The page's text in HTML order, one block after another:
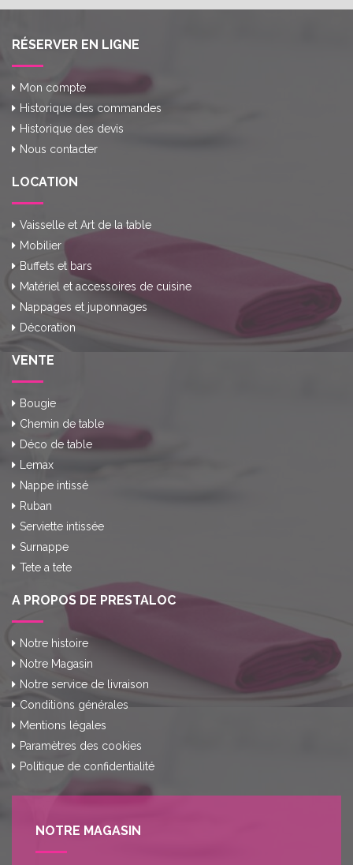
RÉSERVER EN LIGNE
Mon compte
Historique des commandes
Historique des devis
Nous contacter
LOCATION
Vaisselle et Art de la table
Mobilier
Buffets et bars
Matériel et accessoires de cuisine
Nappages et juponnages
Décoration
VENTE
Bougie
Chemin de table
Déco de table
Lemax
Nappe intissé
Ruban
Serviette intissée
Surnappe
Tete a tete
A PROPOS DE PRESTALOC
Notre histoire
Notre Magasin
Notre service de livraison
Conditions générales
Mentions légales
Paramètres des cookies
Politique de confidentialité
NOTRE MAGASIN